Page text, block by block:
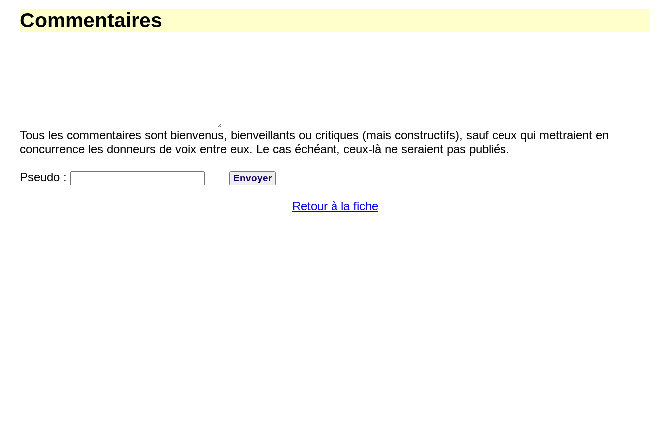
Commentaires
Tous les commentaires sont bienvenus, bienveillants ou critiques (mais constructifs), sauf ceux qui mettraient en
concurrence les donneurs de voix entre eux. Le cas échéant, ceux-là ne seraient pas publiés.
Pseudo :
Retour à la fiche